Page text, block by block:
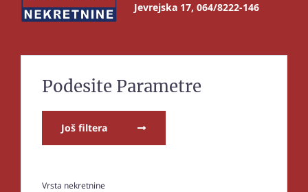
Jevrejska 17, 064/8222-146
Podesite Parametre
Još filtera
Vrsta nekretnine